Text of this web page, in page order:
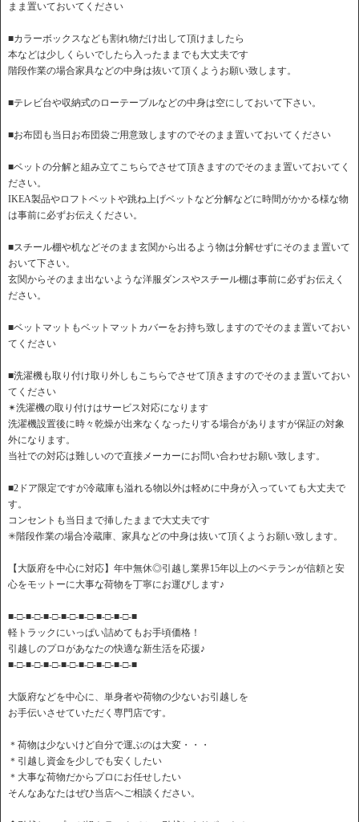
まま置いておいてください
■カラーボックスなども割れ物だけ出して頂けましたら
本などは少しくらいでしたら入ったままでも大丈夫です
階段作業の場合家具などの中身は抜いて頂くようお願い致します。
■テレビ台や収納式のローテーブルなどの中身は空にしておいて下さい。
■お布団も当日お布団袋ご用意致しますのでそのまま置いておいてください
■ベットの分解と組み立てこちらでさせて頂きますのでそのまま置いておいてく
ださい。
IKEA製品やロフトベットや跳ね上げベットなど分解などに時間がかかる様な物
は事前に必ずお伝えください。
■スチール棚や机などそのまま玄関から出るよう物は分解せずにそのまま置いて
おいて下さい。
玄関からそのまま出ないような洋服ダンスやスチール棚は事前に必ずお伝えく
ださい。
■ベットマットもベットマットカバーをお持ち致しますのでそのまま置いておい
てください
■洗濯機も取り付け取り外しもこちらでさせて頂きますのでそのまま置いておい
てください
✴︎洗濯機の取り付けはサービス対応になります
洗濯機設置後に時々乾燥が出来なくなったりする場合がありますが保証の対象
外になります。
当社での対応は難しいので直接メーカーにお問い合わせお願い致します。
■2ドア限定ですが冷蔵庫も溢れる物以外は軽めに中身が入っていても大丈夫で
す。
コンセントも当日まで挿したままで大丈夫です
✳︎階段作業の場合冷蔵庫、家具などの中身は抜いて頂くようお願い致します。
【大阪府を中心に対応】年中無休◎引越し業界15年以上のベテランが信頼と安
心をモットーに大事な荷物を丁寧にお運びします♪
■-□-■-□-■-□-■-□-■-□-■-□-■-□-■
軽トラックにいっぱい詰めてもお手頃価格！
引越しのプロがあなたの快適な新生活を応援♪
■-□-■-□-■-□-■-□-■-□-■-□-■-□-■
大阪府などを中心に、単身者や荷物の少ないお引越しを
お手伝いさせていただく専門店です。
＊荷物は少ないけど自分で運ぶのは大変・・・
＊引越し資金を少しでも安くしたい
＊大事な荷物だからプロにお任せしたい
そんなあなたはぜひ当店へご相談ください。